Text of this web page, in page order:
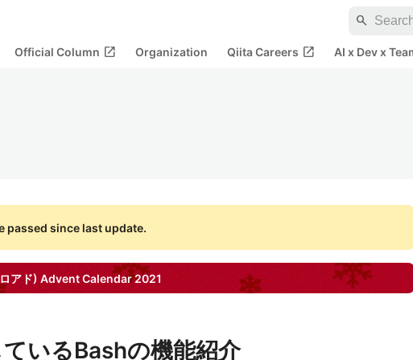
search
Official Column open_in_new Organization Qiita Careers open_in_new AI x Dev x
passed since last update.
アド) Advent Calendar2021
いるBashの機能紹介